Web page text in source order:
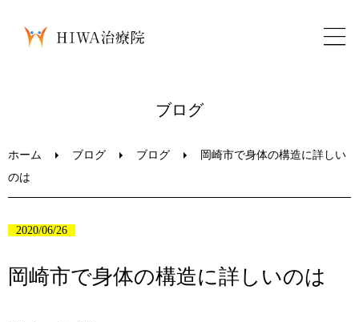
ブログ
ブログ
ホーム ブログ ブログ
岡崎市で身体の構造に詳しい
のは
2020/06/26
岡崎市で身体の構造に詳しいのは